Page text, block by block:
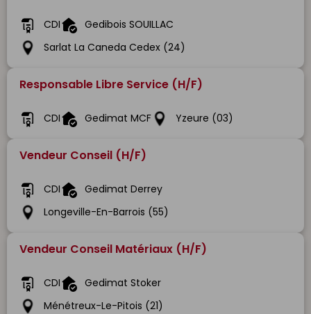
CDI
Gedibois SOUILLAC
Sarlat La Caneda Cedex (24)
Responsable Libre Service (H/F)
CDI Gedimat MCF Yzeure (03)
Vendeur Conseil (H/F)
CDI
Gedimat Derrey
Longeville-En-Barrois (55)
Vendeur Conseil Matériaux (H/F)
CDI
Gedimat Stoker
Ménétreux-Le-Pitois (21)